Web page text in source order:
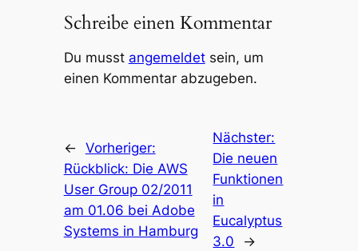
Schreibe einen Kommentar
Du musst angemeldetsein, um
einen Kommentar abzugeben.
← Vorheriger:
Rückblick: Die AWS
User Group 02/2011
am 01.06 bei Adobe
Systems in Hamburg
Nächster:
Die neuen
Funktionen
in
Eucalyptus
3.0
→